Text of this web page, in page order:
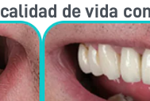
calidad de vida